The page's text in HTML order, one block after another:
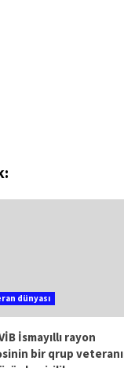
dünyası
İsmayıllı rayon
bir qrup veteranı